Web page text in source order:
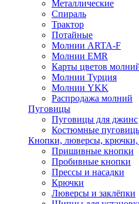
Металлические
Спираль
Трактор
Потайные
Молнии ARTA-F
Молнии EMR
Карты цветов
Молнии Турция
Молнии YKK
Распродажа молний
Пуговицы
Пуговицы для джинс
Костюмные
Кнопки, люверсы, крючки,
Пришивные кнопки
Пробивные кнопки
Прессы и насадки
Крючки
Люверсы и заклёпки